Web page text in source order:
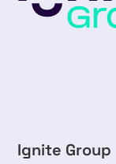
Ignite Group